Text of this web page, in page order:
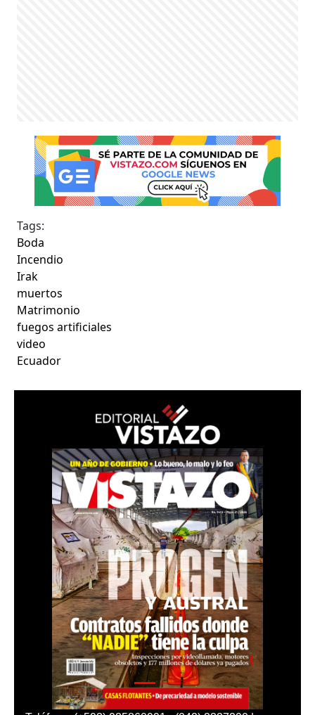
Tags:
Boda
Incendio
Irak
muertos
Matrimonio
fuegos artificiales
video
Ecuador